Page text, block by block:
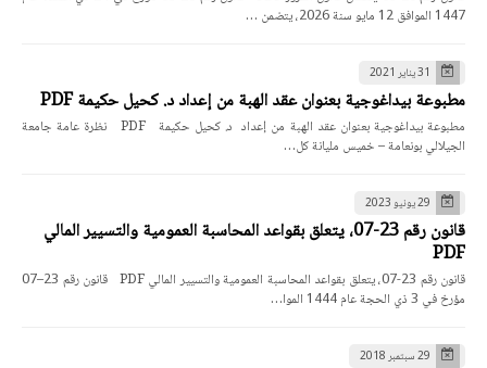
1447 الموافق 12 مايو سنة 2026، يتضمن …
31 يناير 2021
مطبوعة بيداغوجية بعنوان عقد الهبة من إعداد د. كحيل حكيمة PDF
مطبوعة بيداغوجية بعنوان عقد الهبة من إعداد د. كحيل حكيمة PDF نظرة عامة جامعة
الجيلالي بونعامة – خميس مليانة كل…
29 يونيو 2023
قانون رقم 23-07، يتعلق بقواعد المحاسبة العمومية والتسيير المالي
PDF
قانون رقم 23-07، يتعلق بقواعد المحاسبة العمومية والتسيير المالي PDF قانون رقم 23–07
مؤرخ في 3 ذي الحجة عام 1444 الموا…
29 سبتمبر 2018